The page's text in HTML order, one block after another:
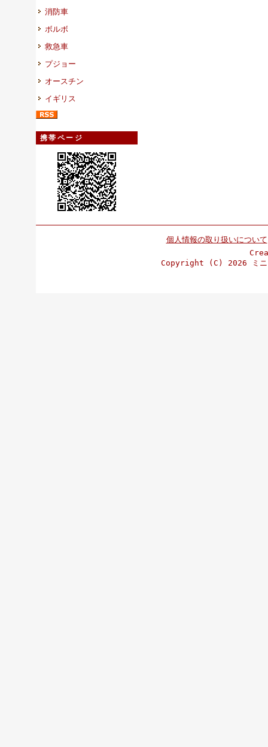
消防車
ボルボ
救急車
プジョー
オースチン
イギリス
携帯ページ
個人情報の取り扱いについて
Copyright (C) 2026 ミ